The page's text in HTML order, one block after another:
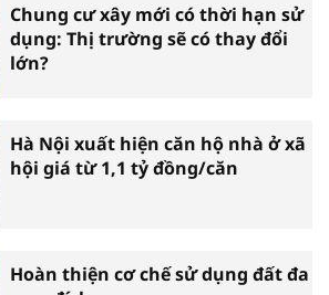
Chung cư xây mới có thời hạn sử
dụng: Thị trường sẽ có thay đổi
lớn?
Hà Nội xuất hiện căn hộ nhà ở xã
hội giá từ 1,1 tỷ đồng/căn
Hoàn thiện cơ chế sử dụng đất đa